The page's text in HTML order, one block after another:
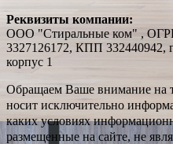
Реквизиты компании:
ООО "Стиральные ком" ,
3327126172, КПП 332440942,
корпус 1
Обращаем Ваше внимание на
носит исключительно
каких условиях
размещенные на сайте, не